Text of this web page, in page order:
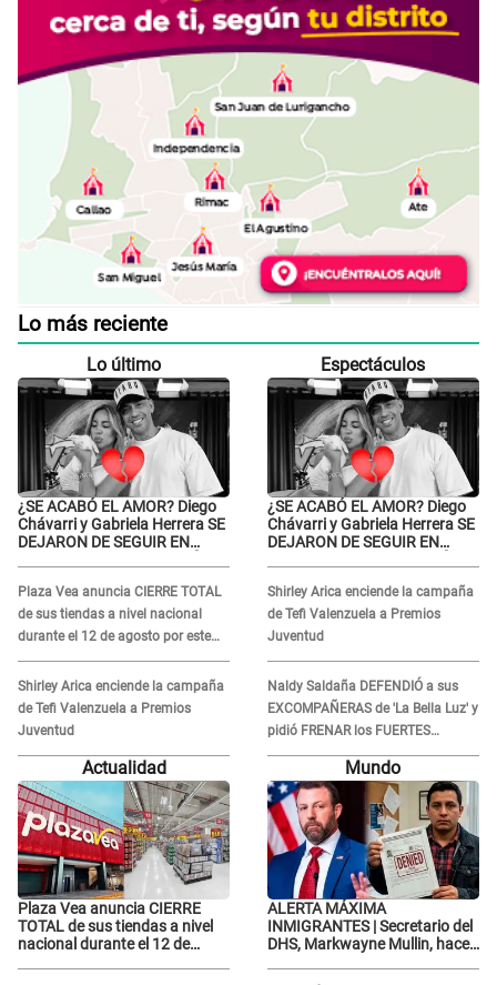
Lo más reciente
Lo último
¿SE ACABÓ EL AMOR? Diego
Chávarri y Gabriela Herrera SE
DEJARON DE SEGUIR EN
Plaza Vea anuncia CIERRE TOTAL
de sus tiendas a nivel nacional
durante el 12 de agosto por este
MOTIVO
Shirley Arica enciende la campaña
de Tefi Valenzuela a Premios
Juventud
Espectáculos
¿SE ACABÓ EL AMOR? Diego
Chávarri y Gabriela Herrera SE
DEJARON DE SEGUIR EN
Shirley Arica enciende la campaña
de Tefi Valenzuela a Premios
Juventud
Naldy Saldaña DEFENDIÓ a sus
EXCOMPAÑERAS de 'La Bella Luz' y
pidió FRENAR los FUERTES
ATAQUES en redes: “Aquí el único
Actualidad
Plaza Vea anuncia CIERRE
TOTAL de sus tiendas a nivel
nacional durante el 12 de
Mundo
ALERTA MÁXIMA
INMIGRANTES | Secretario del
DHS, Markwayne Mullin, hace